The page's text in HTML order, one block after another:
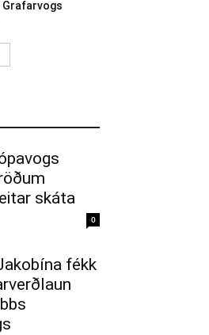
Grafarvogs
skáta
0
fékk